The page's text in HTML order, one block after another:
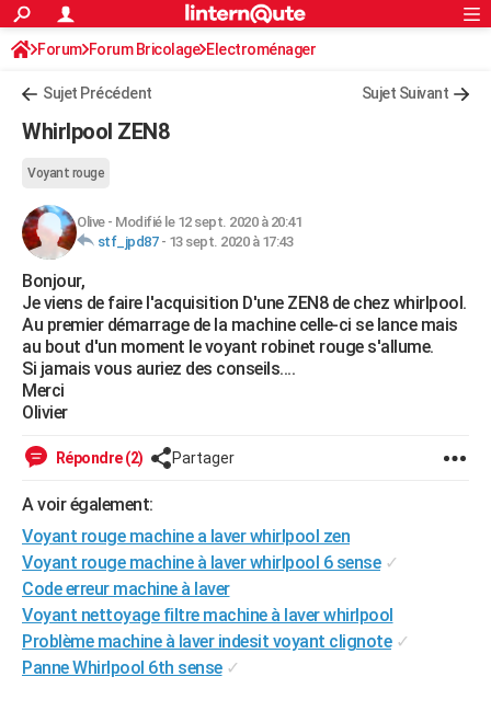
ACTUALITÉS
Politique
Société
Faits Divers
Education
Monde
Villes
+
AUTO
Essais
Réserver un essai
Citadines
Berlines
SUV
Forum auto
+HIGH-TECH
Mobiles
Meilleur smartphone
Internet
Ordinateurs
Jeux vidéo
Guide high-tech
+BRICOLAGE
Forum
Aménagement intérieur
Extérieur
Cuisine
Salle de bains
Jardinage
Rangement
WEEK-END
Guides de France
Escapades
Patrimoine
Expositions
Musées
Week-end nature
+LIFESTYLE
Art de vivre
Bien-être
Loisirs
Mode
Modes de vie
Alimentation
Guide de la santé
Maladies
Médicaments
Sommeil
VOYAGE
Destinations
City break
Voyage nature
Voyage de noces
Forum
Climat
+
GUIDES D'ACHAT
BONS PLANS
CARTE DE VOEUX
S'inscrire
Connexion
Forum Forum Bricolage Electroménager
Sujet Précédent Sujet Suivant
Whirlpool ZEN8
Voyant rouge
Olive- Modifié le 12 sept. 2020 à 20:41
stf_jpd87- 13 sept. 2020 à 17:43
Bonjour,
Je viens de faire l'acquisition D'une ZEN8 de chez whirlpool.
Au premier démarrage de la machine celle-ci se lance mais
au bout d'un moment le voyant robinet rouge s'allume.
Si jamais vous auriez des conseils....
Merci
Olivier
Répondre (2) Partager
A voir également:
Voyant rouge machine a laver whirlpool zen
Voyant rouge machine à laver whirlpool 6 sense ✓
Code erreur machine à laver
Voyant nettoyage filtre machine à laver whirlpool
Problème machine à laver indesit voyant clignote ✓
Panne Whirlpool 6th sense ✓